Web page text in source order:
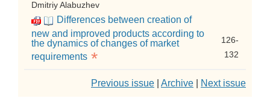
Dmitriy Alabuzhev
Differences between creation of
new and improved products according to
the dynamics of changes of market
requirements *
126-
132
Previous issue Archive Next issue